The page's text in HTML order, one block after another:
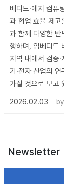
베디드·에지 컴
과 협업 효율 제
과 함께 다양한
행하며, 임베디드
지역 내에서 검증
기·전자 산업의
가질 것으로 보고
2026.02.03
by
Newsletter